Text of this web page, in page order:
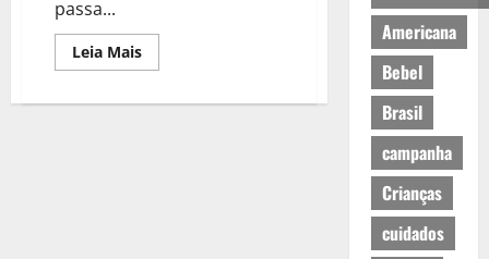
passa...
Leia Mais
Americana
Bebel
Brasil
campanha
Crianças
cuidados